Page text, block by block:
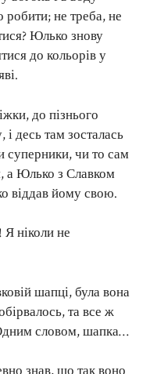
робити; не треба, не
Юлько знову
до кольорів у
до пізнього
десь там зосталась
чи то сам
а Юлько з Славком
віддав йому свою.
ніколи не
шапці, була вона
та все ж
словом, шапка…